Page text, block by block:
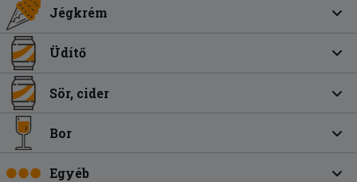
Jégkrém
Üdítő
Sör, cider
Bor
Egyéb